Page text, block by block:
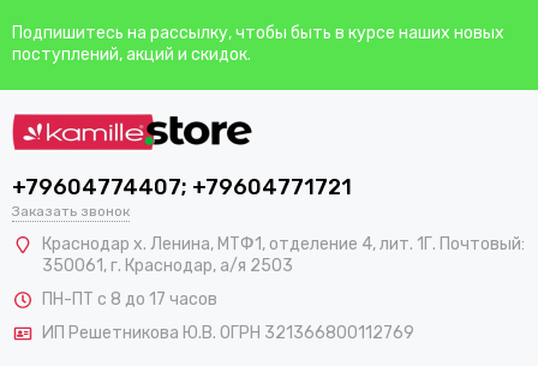
Подпишитесь на рассылку, чтобы быть в курсе наших новых
поступлений, акций и скидок.
+79604774407; +79604771721
Заказать звонок
Краснодар х. Ленина, МТФ1, отделение 4, лит. 1Г. Почтовый:
350061, г. Краснодар, а/я 2503
ПН-ПТ с 8 до 17 часов
ИП Решетникова Ю.В. ОГРН 321366800112769